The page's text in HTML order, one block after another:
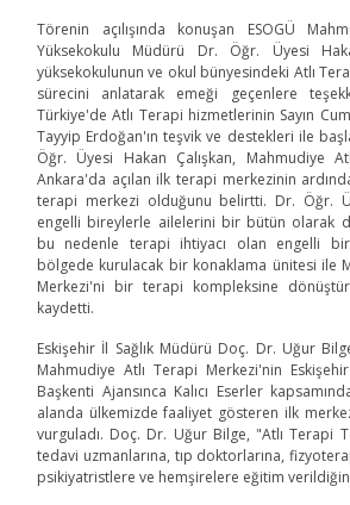
Törenin açılışında konuşan ESOGÜ
Yüksekokulu Müdürü Dr. Öğr. Üyesi
yüksekokulunun ve okul bünyesindeki Atlı
sürecini anlatarak emeği geçenlere
Türkiye'de Atlı Terapi hizmetlerinin Sayın
Tayyip Erdoğan'ın teşvik ve destekleri ile
Öğr. Üyesi Hakan Çalışkan, Mahmudiye
Ankara'da açılan ilk terapi merkezinin
terapi merkezi olduğunu belirtti. Dr. Öğr.
engelli bireylerle ailelerini bir bütün olarak
bu nedenle terapi ihtiyacı olan engelli
bölgede kurulacak bir konaklama ünitesi ile
Merkezi'ni bir terapi kompleksine
kaydetti.
Eskişehir İl Sağlık Müdürü Doç. Dr. Uğur
Mahmudiye Atlı Terapi Merkezi'nin
Başkenti Ajansınca Kalıcı Eserler
alanda ülkemizde faaliyet gösteren ilk
vurguladı. Doç. Dr. Uğur Bilge, "Atlı Terapi
tedavi uzmanlarına, tıp doktorlarına,
psikiyatristlere ve hemşirelere eğitim